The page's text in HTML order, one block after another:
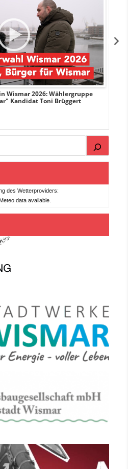
Wismar 2026: Wählergruppe
Kandidat Toni Brüggert
des Wetterproviders:
data available.